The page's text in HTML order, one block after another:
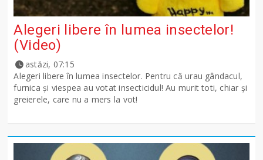
Alegeri libere în lumea insectelor!
(Video)
astăzi, 07:15
Alegeri libere în lumea insectelor. Pentru că urau gândacul,
furnica și viespea au votat insecticidul! Au murit toti, chiar și
greierele, care nu a mers la vot!